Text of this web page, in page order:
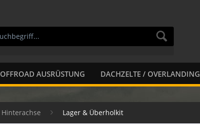
OFFROAD AUSRÜSTUNG DACHZELTE / OVERLANDING
Hinterachse Lager & Überholkit